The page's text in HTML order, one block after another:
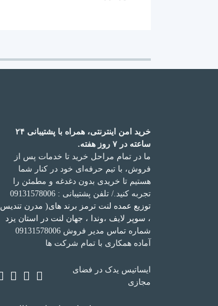
خرید امن اینترنتی، همراه با پشتیبانی ۲۴
ساعته در ۷ روز هفته.
ما در تمام مراحل خرید تا خدمات پس از
فروش، با تیم حرفه‌ای خود در کنار شما
هستیم تا خریدی بدون دغدغه و مطمئن را
تجربه کنید. / تلفن پشتیبانی : 09131578006
توزیع عمده لنت ترمز برند های( مدرن تندیس
، سوپر لایف ،وندا ، جهان لنت در استان یزد
شماره تماس مدیر فروش 09131578006
آماده همکاری با تمام شرکت ها
ایساتیس یدک در فضای
مجازی